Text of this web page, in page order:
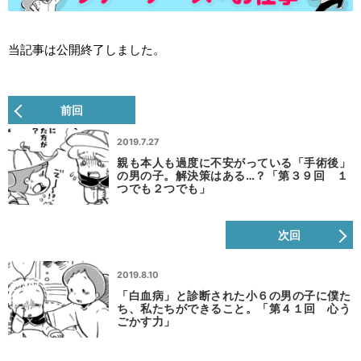
当記事は公開終了しました。
前回
2019.7.27
親も本人も過度に不安がっている「手術後」
の男の子。解決策はある…？「第３９回 １
つでも２つでも」
次回
2019.8.10
「白血病」と診断された小６の男の子に僕た
ち、私たちができること。「第４１回 心う
ごかす力」